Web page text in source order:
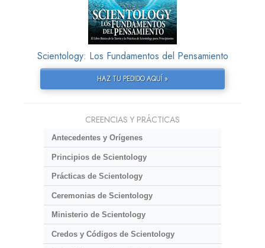
Scientology: Los Fundamentos del Pensamiento
HAZ TU PEDIDO AQUÍ »
CREENCIAS Y PRÁCTICAS
Antecedentes y Orígenes
Principios de Scientology
Prácticas de Scientology
Ceremonias de Scientology
Ministerio de Scientology
Credos y Códigos de Scientology